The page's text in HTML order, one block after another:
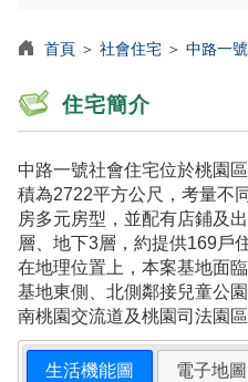
首頁 ＞ 社會住宅 ＞ 中路一
住宅簡介
中路一號社會住宅位於桃園
積為2722平方公尺，考量不
房多元房型，並配有店鋪及
層、地下3層，約提供169戶
在地理位置上，本案基地面
基地東側、北側鄰接兒童公
南桃園交流道及桃園司法園區
生活機能圖 電子地圖